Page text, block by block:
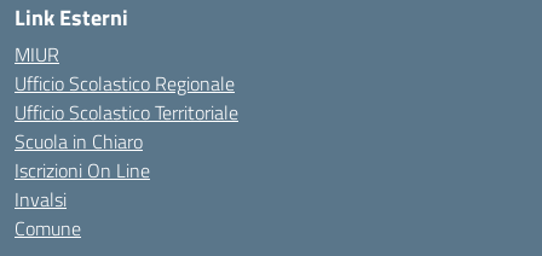
Link Esterni
MIUR
Ufficio Scolastico Regionale
Ufficio Scolastico Territoriale
Scuola in Chiaro
Iscrizioni On Line
Invalsi
Comune